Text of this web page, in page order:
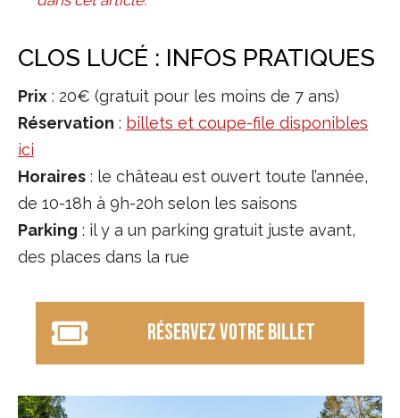
CLOS LUCÉ : INFOS PRATIQUES
Prix : 20€ (gratuit pour les moins de 7 ans)
Réservation : billets et coupe-file disponibles
ici
Horaires : le château est ouvert toute l’année,
de 10-18h à 9h-20h selon les saisons
Parking : il y a un parking gratuit juste avant,
des places dans la rue
réservez votre billet